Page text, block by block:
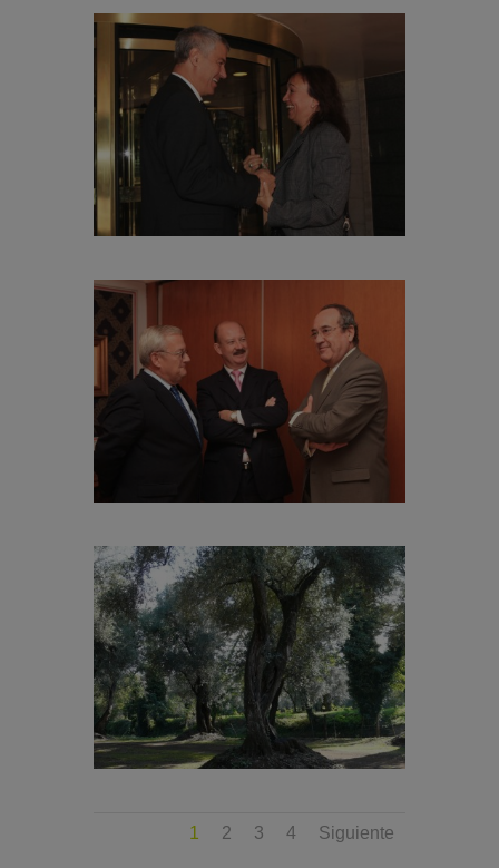
1 2 3 4 Siguiente